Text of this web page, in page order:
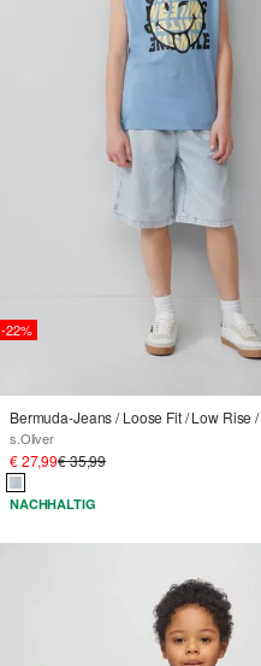
-22%
Bermuda-Jeans / Loose Fit / Low Rise
s.Oliver
€ 27,99€ 35,99
NACHHALTIG